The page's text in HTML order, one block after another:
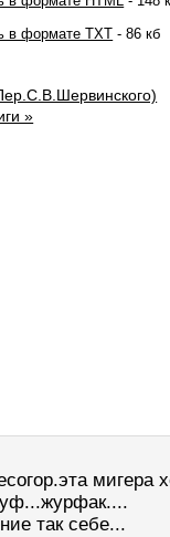
в формате TXT - 86 кб
»
мигера
так себе...